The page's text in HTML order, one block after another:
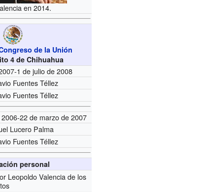
en 2014.
de la Unión
4 de Chihuahua
1 de julio de 2008
Fuentes Téllez
Fuentes Téllez
22 de marzo de 2007
Lucero Palma
Fuentes Téllez
personal
Leopoldo Valencia de los